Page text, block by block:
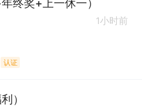
终奖+上一休一）
1小时前
认证
）